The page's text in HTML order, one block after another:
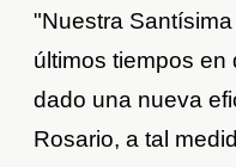
"Nuestra
últimos tiempos en
dado una nueva
Rosario, a tal